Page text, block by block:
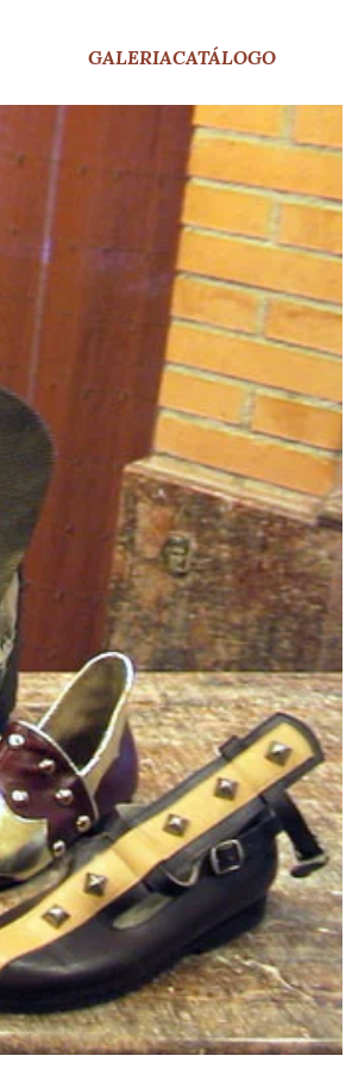
GALERIACATÁLOGO